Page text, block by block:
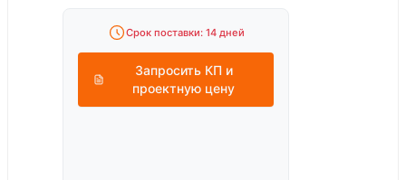
Срок поставки: 14 дней
Запросить КП и
проектную цену